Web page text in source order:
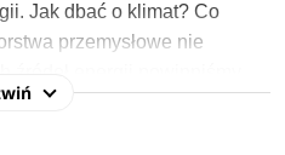
Jak dbać o klimat? Co
przemysłowe nie
znajdą studenci tego